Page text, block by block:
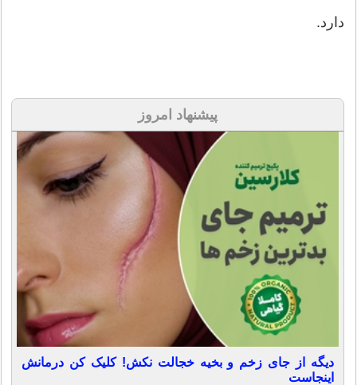
دارد.
پیشنهاد امروز
دیگه از جای زخم و بخیه خجالت نکش! کلیک کن درمانش
اینجاست